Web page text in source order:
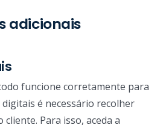
adicionais
funcione corretamente para
é necessário recolher
Para isso, aceda a